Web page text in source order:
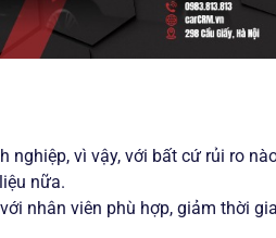
nghiệp, vì vậy, với bất cứ rủi ro
nữa.
nhân viên phù hợp, giảm thời